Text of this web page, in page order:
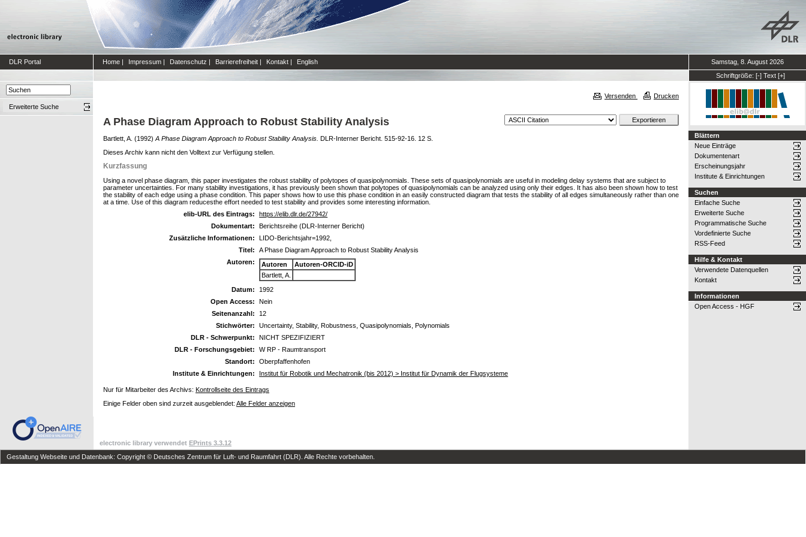
DLR Portal Home | Impressum | Datenschutz | Barrierefreiheit | Kontakt | English
Samstag, 8. August 2026
Schriftgröße: [-] Text [+]
Erweiterte Suche
Versenden Drucken
A Phase Diagram Approach to Robust Stability Analysis
Bartlett, A. (1992) A Phase Diagram Approach to Robust Stability Analysis. DLR-Interner Bericht. 515-92-16. 12 S.
Dieses Archiv kann nicht den Volltext zur Verfügung stellen.
Kurzfassung
Using a novel phase diagram, this paper investigates the robust stability of polytopes of quasipolynomials. These sets of quasipolynomials are useful in modeling delay systems that are subject to
parameter uncertainties. For many stability investigations, it has previously been shown that polytopes of quasipolynomials can be analyzed using only their edges. It has also been shown how to test
the stability of each edge using a phase condition. This paper shows how to use this phase condition in an easily constructed diagram that tests the stability of all edges simultaneously rather than one
at a time. Use of this diagram reducesthe effort needed to test stability and provides some interesting information.
elib-URL des Eintrags:
https://elib.dlr.de/27942/
Dokumentart:
Berichtsreihe (DLR-Interner Bericht)
Zusätzliche Informationen:
LIDO-Berichtsjahr=1992,
Titel:
A Phase Diagram Approach to Robust Stability Analysis
Autoren:
Autoren
Autoren-ORCID-iD
Bartlett, A.
Datum:
1992
Open Access:
Nein
Seitenanzahl:
12
Stichwörter:
Uncertainty, Stability, Robustness, Quasipolynomials, Polynomials
DLR - Schwerpunkt:
NICHT SPEZIFIZIERT
DLR - Forschungsgebiet:
W RP - Raumtransport
Standort:
Oberpfaffenhofen
Institute & Einrichtungen:
Institut für Robotik und Mechatronik (bis 2012) > Institut für Dynamik der Flugsysteme
Nur für Mitarbeiter des Archivs: Kontrollseite des Eintrags
Einige Felder oben sind zurzeit ausgeblendet: Alle Felder anzeigen
Blättern
Neue Einträge
Dokumentenart
Erscheinungsjahr
Institute & Einrichtungen
Suchen
Einfache Suche
Erweiterte Suche
Programmatische Suche
Vordefinierte Suche
RSS-Feed
Hilfe & Kontakt
Verwendete Datenquellen
Kontakt
Informationen
Open Access - HGF
electronic library verwendet EPrints 3.3.12
Gestaltung Webseite und Datenbank: Copyright © Deutsches Zentrum für Luft- und Raumfahrt (DLR). Alle Rechte vorbehalten.